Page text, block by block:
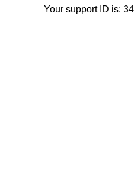
Your support ID is: